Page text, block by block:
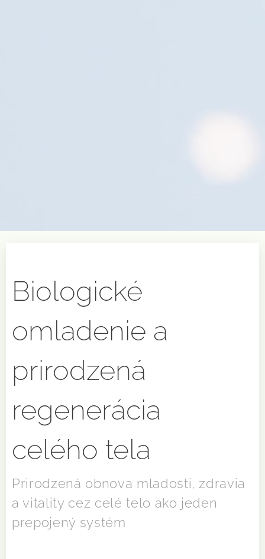
Biologické
omladenie a
prirodzená
regenerácia
celého tela
Prirodzená obnova mladosti, zdravia
a vitality cez celé telo ako jeden
prepojený systém